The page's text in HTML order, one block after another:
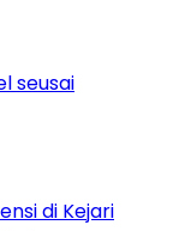
di Kejari